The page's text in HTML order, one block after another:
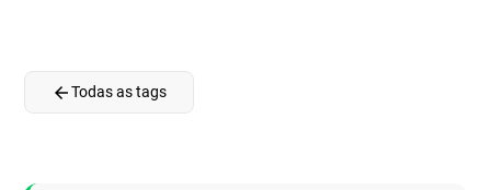
arrow_backTodas as tags